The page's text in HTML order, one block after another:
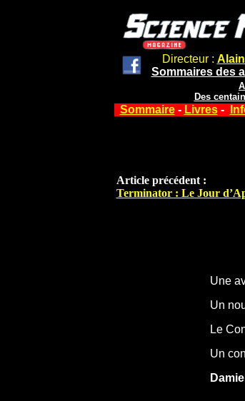
Directeur :
Sommaires des
Des
Sommaire- Livres-
Article précédent :
Terminator : Le Jour
Une
Un
Le
Un